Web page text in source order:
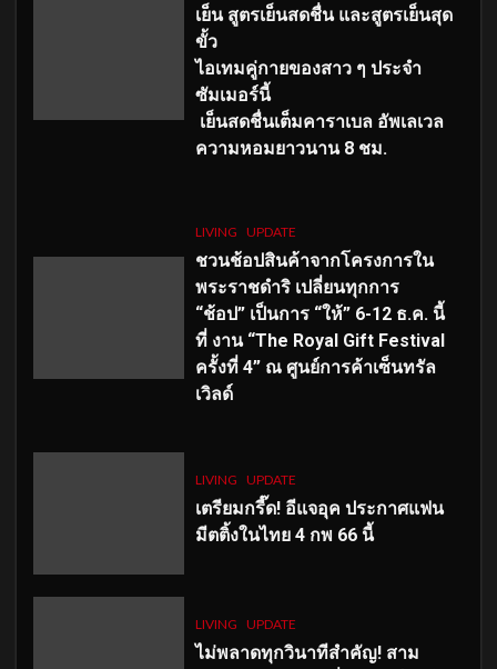
เย็น สูตรเย็นสดชื่น และสูตรเย็นสุด
ขั้ว
ไอเทมคู่กายของสาว ๆ ประจำ
ซัมเมอร์นี้
เย็นสดชื่นเต็มคาราเบล อัพเลเวล
ความหอมยาวนาน 8 ชม.
LIVING UPDATE
ชวนช้อปสินค้าจากโครงการใน
พระราชดำริ เปลี่ยนทุกการ
“ช้อป” เป็นการ “ให้” 6-12 ธ.ค. นี้
ที่ งาน “The Royal Gift Festival
ครั้งที่ 4” ณ ศูนย์การค้าเซ็นทรัล
เวิลด์
LIVING UPDATE
เตรียมกรี๊ด! อีแจอุค ประกาศแฟน
มีตติ้งในไทย 4 กพ 66 นี้
LIVING UPDATE
ไม่พลาดทุกวินาทีสำคัญ! สาม